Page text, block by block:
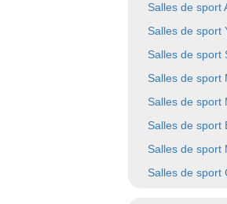
Salles de sport
Salles de sport
Salles de sport
Salles de sport
Salles de sport
Salles de sport
Salles de sport
Salles de sport